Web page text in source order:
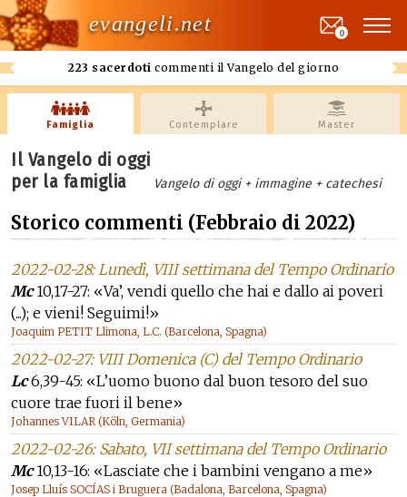
evangeli.net
223 sacerdoti commenti il Vangelo del giorno
0
Famiglia Contemplare Master
Il Vangelo di oggi
per la famiglia
Vangelo di oggi + immagine + catechesi
Storico commenti (Febbraio di 2022)
2022-02-28: Lunedì, VIII settimana del Tempo Ordinario
Mc10,17-27: «Va’, vendi quello che hai e dallo ai poveri
(...); e vieni! Seguimi!»
Joaquim PETIT Llimona, L.C. (Barcelona, Spagna)
2022-02-27: VIII Domenica (C) del Tempo Ordinario
Lc6,39-45: «L’uomo buono dal buon tesoro del suo
cuore trae fuori il bene»
Johannes VILAR (Köln, Germania)
2022-02-26: Sabato, VII settimana del Tempo Ordinario
Mc10,13-16: «Lasciate che i bambini vengano a me»
Josep Lluís SOCÍAS i Bruguera (Badalona, Barcelona, Spagna)